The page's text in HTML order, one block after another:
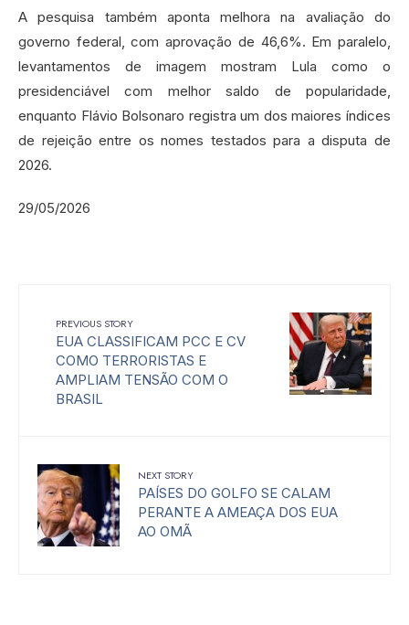
A pesquisa também aponta melhora na avaliação do
governo federal, com aprovação de 46,6%. Em paralelo,
levantamentos de imagem mostram Lula como o
presidenciável com melhor saldo de popularidade,
enquanto Flávio Bolsonaro registra um dos maiores índices
de rejeição entre os nomes testados para a disputa de
2026.
29/05/2026
PREVIOUS STORY
EUA CLASSIFICAM PCC E CV
COMO TERRORISTAS E
AMPLIAM TENSÃO COM O
BRASIL
NEXT STORY
PAÍSES DO GOLFO SE CALAM
PERANTE A AMEAÇA DOS EUA
AO OMÃ